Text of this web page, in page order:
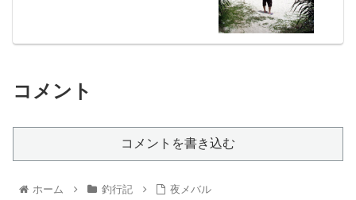
コメント
コメントを書き込む
ホーム 釣行記 夜メバル